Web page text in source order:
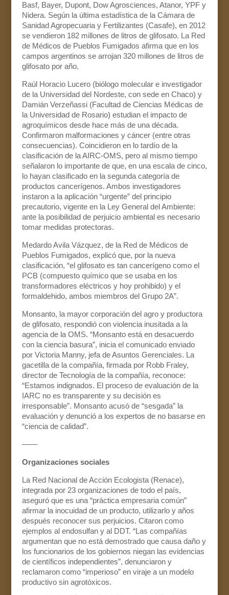
Basf, Bayer, Dupont, Dow Agrosciences, Atanor, YPF y
Nidera. Según la última estadística de la Cámara de
Sanidad Agropecuaria y Fertilizantes (Casafe), en 2012
se vendieron 182 millones de litros de glifosato. La Red
de Médicos de Pueblos Fumigados afirma que en los
campos argentinos se arrojan 320 millones de litros de
glifosato por año.
Raúl Horacio Lucero (biólogo molecular e investigador
de la Universidad del Nordeste, con sede en Chaco) y
Damián Verzeñassi (Facultad de Ciencias Médicas de
la Universidad de Rosario) estudian el impacto de
agroquímicos desde hace más de una década.
Confirmaron malformaciones y cáncer (entre otras
consecuencias). Coincidieron en lo tardío de la
clasificación de la AIRC-OMS, pero al mismo tiempo
señalaron lo importante de que, en una escala de cinco,
lo hayan clasificado en la segunda categoría de
productos cancerígenos. Ambos investigadores
instaron a la aplicación “urgente” del principio
precautorio, vigente en la Ley General del Ambiente:
ante la posibilidad de perjuicio ambiental es necesario
tomar medidas protectoras.
Medardo Avila Vázquez, de la Red de Médicos de
Pueblos Fumigados, explicó que, por la nueva
clasificación, “el glifosato es tan cancerígeno como el
PCB (compuesto químico que se usaba en los
transformadores eléctricos y hoy prohibido) y el
formaldehido, ambos miembros del Grupo 2A”.
Monsanto, la mayor corporación del agro y productora
de glifosato, respondió con violencia inusitada a la
agencia de la OMS. “Monsanto está en desacuerdo
con la ciencia basura”, inicia el comunicado enviado
por Victoria Manny, jefa de Asuntos Gerenciales. La
gacetilla de la compañía, firmada por Robb Fraley,
director de Tecnología de la compañía, reconoce:
“Estamos indignados. El proceso de evaluación de la
IARC no es transparente y su decisión es
irresponsable”. Monsanto acusó de “sesgada” la
evaluación y denunció a los expertos de no basarse en
“ciencia de calidad”.
——
Organizaciones sociales
La Red Nacional de Acción Ecologista (Renace),
integrada por 23 organizaciones de todo el país,
aseguró que es una “práctica empresaria común”
afirmar la inocuidad de un producto, utilizarlo y años
después reconocer sus perjuicios. Citaron como
ejemplos al endosulfan y al DDT. “Las compañías
argumentan que no está demostrado que causa daño y
los funcionarios de los gobiernos niegan las evidencias
de científicos independientes”, denunciaron y
reclamaron como “imperioso” en viraje a un modelo
productivo sin agrotóxicos.